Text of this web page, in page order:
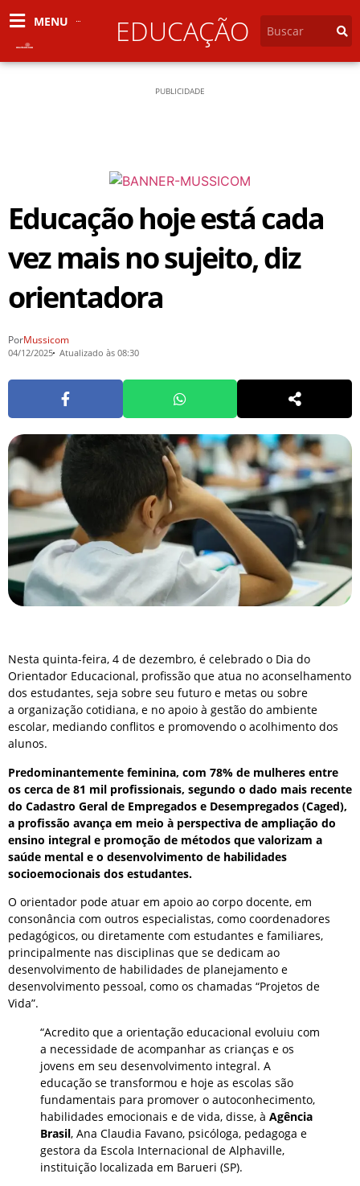
MENU EDUCAÇÃO
PUBLICIDADE
Educação hoje está cada
vez mais no sujeito, diz
orientadora
PorMussicom
04/12/2025 Atualizado às 08:30
Nesta quinta-feira, 4 de dezembro, é celebrado o Dia do
Orientador Educacional, profissão que atua no aconselhamento
dos estudantes, seja sobre seu futuro e metas ou sobre
a organização cotidiana, e no apoio à gestão do ambiente
escolar, mediando conflitos e promovendo o acolhimento dos
alunos.
Predominantemente feminina, com 78% de mulheres entre
os cerca de 81 mil profissionais, segundo o dado mais recente
do Cadastro Geral de Empregados e Desempregados (Caged),
a profissão avança em meio à perspectiva de ampliação do
ensino integral e promoção de métodos que valorizam a
saúde mental e o desenvolvimento de habilidades
socioemocionais dos estudantes.
O orientador pode atuar em apoio ao corpo docente, em
consonância com outros especialistas, como coordenadores
pedagógicos, ou diretamente com estudantes e familiares,
principalmente nas disciplinas que se dedicam ao
desenvolvimento de habilidades de planejamento e
desenvolvimento pessoal, como os chamadas “Projetos de
Vida”.
“Acredito que a orientação educacional evoluiu com
a necessidade de acompanhar as crianças e os
jovens em seu desenvolvimento integral. A
educação se transformou e hoje as escolas são
fundamentais para promover o autoconhecimento,
habilidades emocionais e de vida, disse, à Agência
Brasil, Ana Claudia Favano, psicóloga, pedagoga e
gestora da Escola Internacional de Alphaville,
instituição localizada em Barueri (SP).